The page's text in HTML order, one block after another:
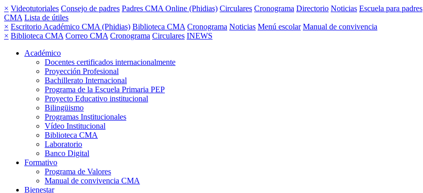
× Videotutoriales Consejo de padres Padres CMA Online (Phidias) Circulares Cronograma Directorio Noticias Escuela para padres
CMA Lista de útiles
× Escritorio Académico CMA (Phidias) Biblioteca CMA Cronograma Noticias Menú escolar Manual de convivencia
× Biblioteca CMA Correo CMA Cronograma Circulares INEWS
Académico
Docentes certificados internacionalmente
Proyección Profesional
Bachillerato Internacional
Programa de la Escuela Primaria PEP
Proyecto Educativo institucional
Bilingüismo
Programas Institucionales
Vídeo Institucional
Biblioteca CMA
Laboratorio
Banco Digital
Formativo
Programa de Valores
Manual de convivencia CMA
Bienestar